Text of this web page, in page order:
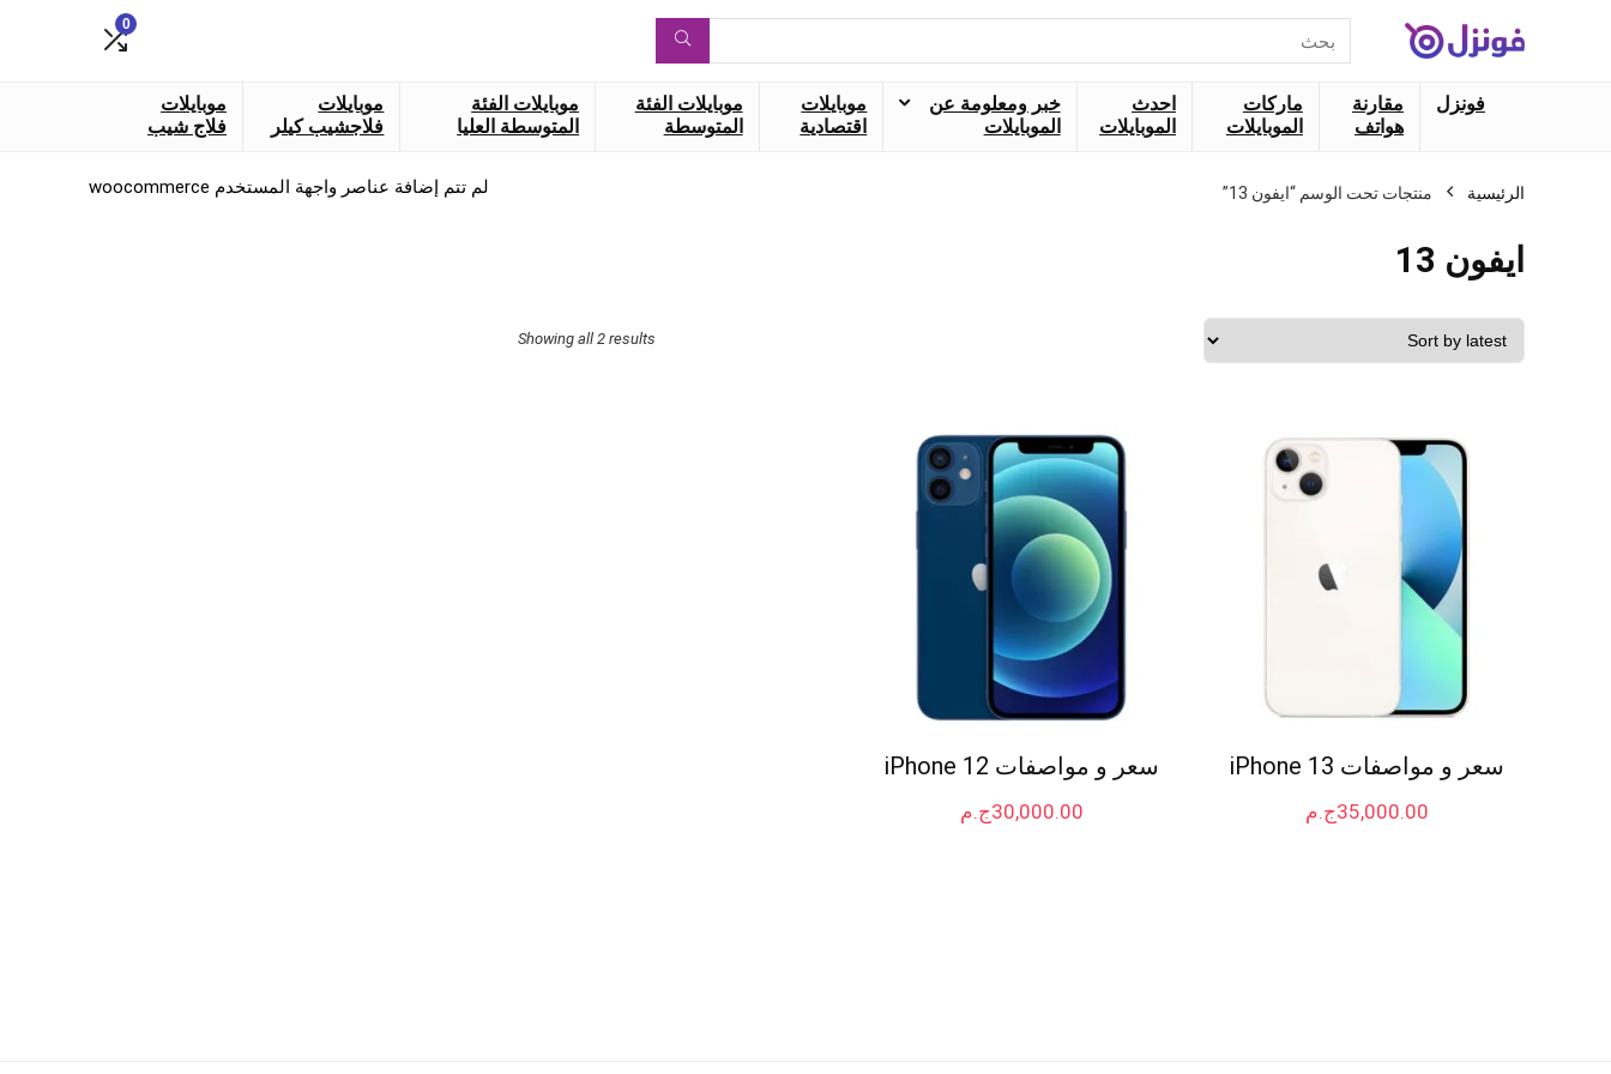
عن:
0
فونزل
مقارنة
هواتف
ماركات
الموبايلات
احدث
الموبايلات
خبر ومعلومة عن
الموبايلات
موبايلات
اقتصادية
موبايلات الفئة
المتوسطة
موبايلات الفئة
المتوسطة العليا
موبايلات
فلاجشيب كيلر
موبايلات
فلاج شيب
الرئيسية منتجات تحت الوسم “ايفون 13”
ايفون 13
Showing all 2 results
Sorted
سعر و مواصفات iPhone 13
ج.م35,000.00
سعر و مواصفات iPhone 12
ج.م30,000.00
لم تتم إضافة عناصر واجهة المستخدم woocommerce